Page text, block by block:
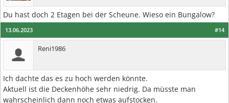
Du hast doch 2 Etagen bei der Scheune. Wieso ein Bungalow?
#14
13.06.2023
Reni1986
Ich dachte das es zu hoch werden könnte.
Aktuell ist die Deckenhöhe sehr niedrig. Da müsste man
wahrscheinlich dann noch etwas aufstocken.